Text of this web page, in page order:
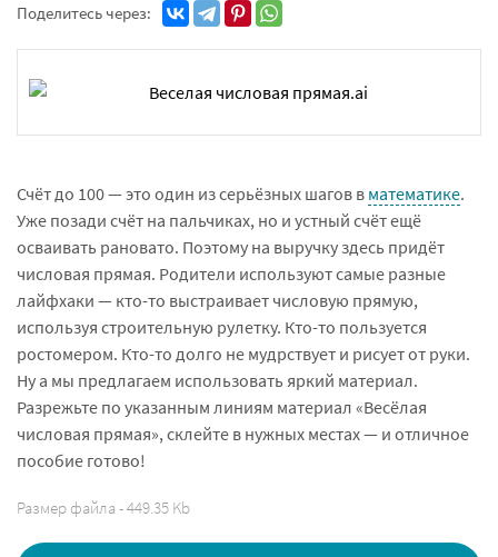
Поделитесь через:
Счёт до 100 — это один из серьёзных шагов в математике.
Уже позади счёт на пальчиках, но и устный счёт ещё
осваивать рановато. Поэтому на выручку здесь придёт
числовая прямая. Родители используют самые разные
лайфхаки — кто-то выстраивает числовую прямую,
используя строительную рулетку. Кто-то пользуется
ростомером. Кто-то долго не мудрствует и рисует от руки.
Ну а мы предлагаем использовать яркий материал.
Разрежьте по указанным линиям материал «Весёлая
числовая прямая», склейте в нужных местах — и отличное
пособие готово!
Размер файла - 449.35 Kb